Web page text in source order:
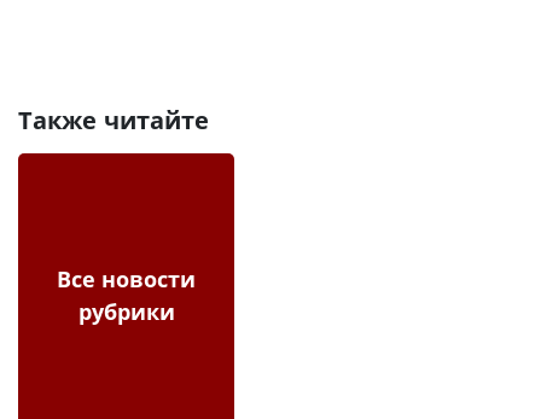
Также читайте
Все новости
рубрики